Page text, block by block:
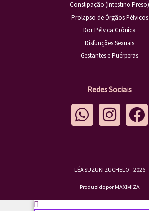
Constipação (Intestino Preso)
Prolapso de Órgãos Pélvicos
Dor Pélvica Crônica
Disfunções Sexuais
Gestantes e Puérperas
Redes Sociais
W
h
t
s
a
p
I
n
t
a
g
r
F
a
e
b
o
o
LÉA SUZUKI ZUCHELO - 2026
Produzido por MAXIMIZA